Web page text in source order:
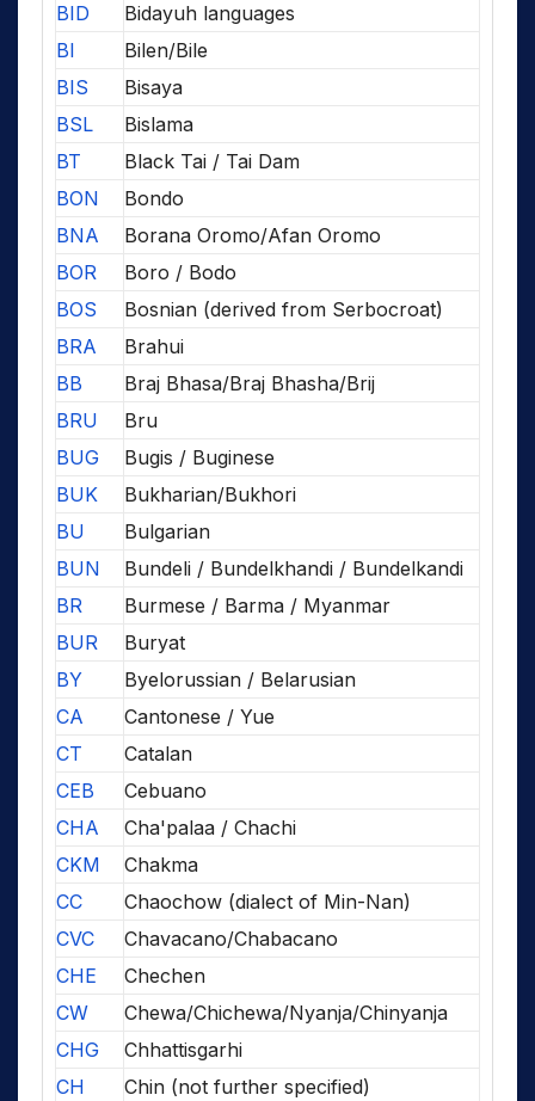
BID
Bidayuh languages
BI
Bilen/Bile
BIS
Bisaya
BSL
Bislama
BT
Black Tai / Tai Dam
BON
Bondo
BNA
Borana Oromo/Afan Oromo
BOR
Boro / Bodo
BOS
Bosnian (derived from Serbocroat)
BRA
Brahui
BB
Braj Bhasa/Braj Bhasha/Brij
BRU
Bru
BUG
Bugis / Buginese
BUK
Bukharian/Bukhori
BU
Bulgarian
BUN
Bundeli / Bundelkhandi / Bundelkandi
BR
Burmese / Barma / Myanmar
BUR
Buryat
BY
Byelorussian / Belarusian
CA
Cantonese / Yue
CT
Catalan
CEB
Cebuano
CHA
Cha'palaa / Chachi
CKM
Chakma
CC
Chaochow (dialect of Min-Nan)
CVC
Chavacano/Chabacano
CHE
Chechen
CW
Chewa/Chichewa/Nyanja/Chinyanja
CHG
Chhattisgarhi
CH
Chin (not further specified)